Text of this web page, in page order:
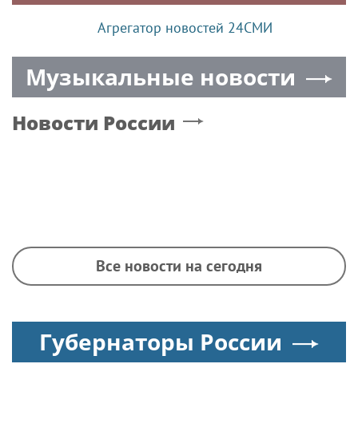
Агрегатор новостей 24СМИ
Музыкальные новости
Новости России
Все новости на сегодня
Губернаторы России